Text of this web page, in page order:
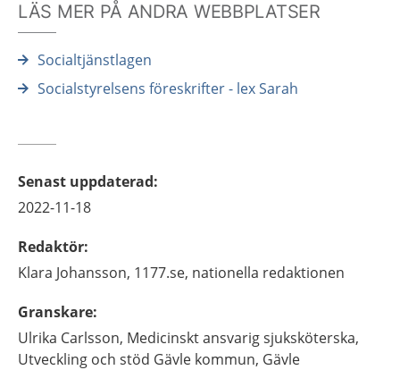
LÄS MER PÅ ANDRA WEBBPLATSER
Socialtjänstlagen
Socialstyrelsens föreskrifter - lex Sarah
Senast uppdaterad:
2022-11-18
Redaktör:
Klara Johansson, 1177.se, nationella redaktionen
Granskare:
Ulrika Carlsson, Medicinskt ansvarig sjuksköterska,
Utveckling och stöd Gävle kommun, Gävle